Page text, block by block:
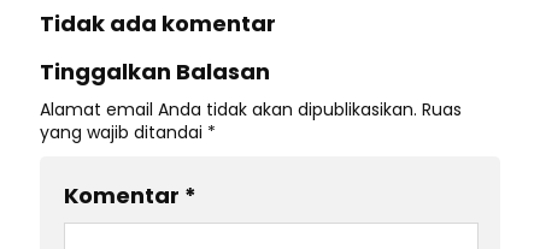
Tidak ada komentar
Tinggalkan Balasan
Alamat email Anda tidak akan dipublikasikan. Ruas
yang wajib ditandai *
Komentar *